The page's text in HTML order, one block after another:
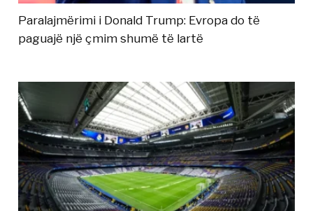
Paralajmërimi i Donald Trump: Evropa do të
paguajë një çmim shumë të lartë